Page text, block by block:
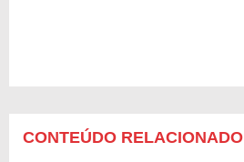
CONTEÚDO RELACIONADO